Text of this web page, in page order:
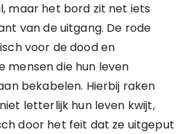
maar het bord zit net iets
van de uitgang. De rode
voor de dood en
mensen die hun leven
bekabelen. Hierbij raken
letterlijk hun leven kwijt,
door het feit dat ze uitgeput